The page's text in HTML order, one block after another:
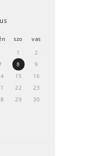
szo
vas
1
2
8
9
15
16
22
23
29
30